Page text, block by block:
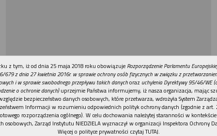
REKLAMA
z tym, iż od dnia 25 maja 2018 roku obowiązuje Rozporządzenie Parlamentu
679 z dnia 27 kwietnia 2016r. w sprawie ochrony osób fizycznych w związku z
i w sprawie swobodnego przepływu takich danychoraz uchylenia Dyrektywy 95/46/WE
o ochronie danych)uprzejmie Państwa informujemy, iż nasza organizacja, mając
bezpieczeństwo danych osobowych, które przetwarza, wdrożyła System
Informacji w rozumieniu odpowiednich polityk ochrony danych (zgodnie z art.
rozporządzenia ogólnego). W celu dochowania należytej staranności w
osobowych, Zarząd Instytutu NIEDZIELA wyznaczył w organizacji Inspektora Ochrony
Więcej o polityce prywatności czytaj TUTAJ.